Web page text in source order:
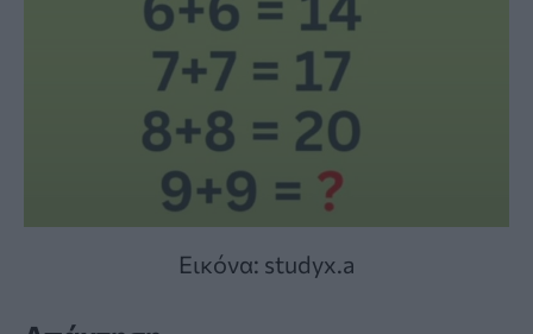
Εικόνα: studyx.a